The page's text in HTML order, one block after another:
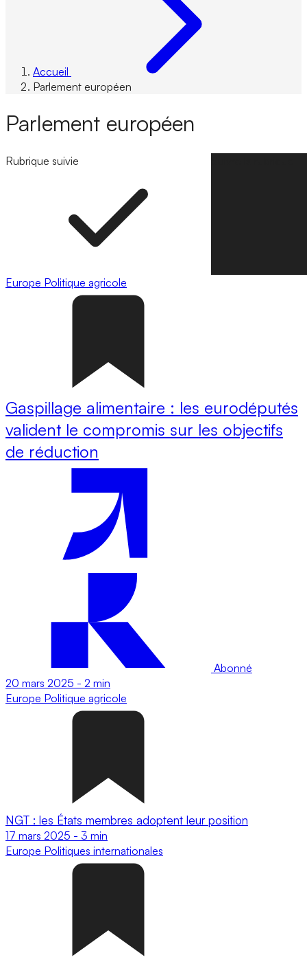
Accueil
Parlement européen
Parlement européen
Rubrique suivie
Europe Politique agricole
Gaspillage alimentaire : les eurodéputés
valident le compromis sur les objectifs
de réduction
Abonné
20 mars 2025 - 2 min
Europe Politique agricole
NGT : les États membres adoptent leur position
17 mars 2025 - 3 min
Europe Politiques internationales